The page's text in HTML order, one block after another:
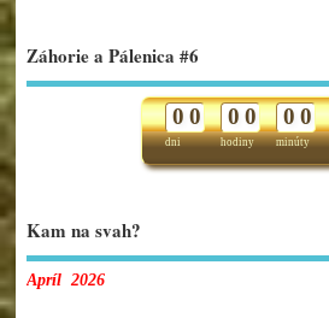
Záhorie a Pálenica #6
dni
0 0
hodiny
0 0
minúty
0 0
Kam na svah?
Apríl 2026